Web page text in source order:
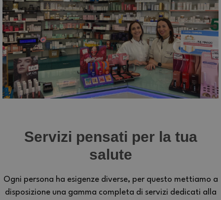
Servizi pensati per la tua
salute
Ogni persona ha esigenze diverse, per questo mettiamo a
disposizione una gamma completa di servizi dedicati alla